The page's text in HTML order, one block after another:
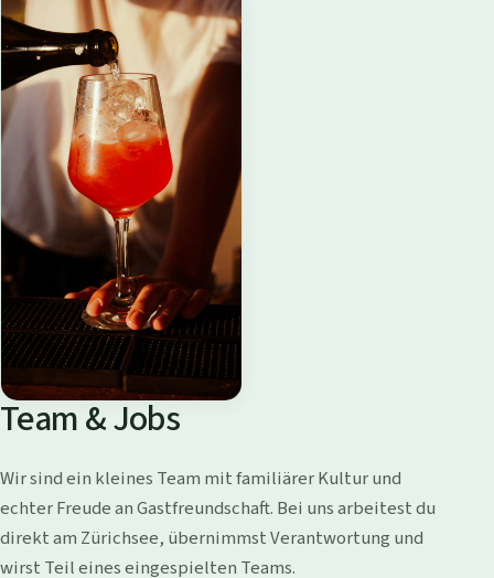
Team & Jobs
Wir sind ein kleines Team mit familiärer Kultur und
echter Freude an Gastfreundschaft. Bei uns arbeitest du
direkt am Zürichsee, übernimmst Verantwortung und
wirst Teil eines eingespielten Teams.